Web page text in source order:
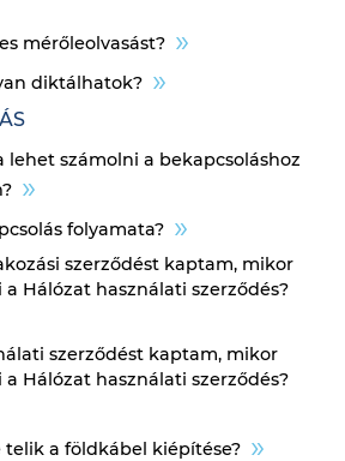
mérőleolvasást?
diktálhatok?
lehet számolni a bekapcsoláshoz
folyamata?
szerződést kaptam, mikor
Hálózat használati szerződés?
szerződést kaptam, mikor
Hálózat használati szerződés?
telik a földkábel kiépítése?